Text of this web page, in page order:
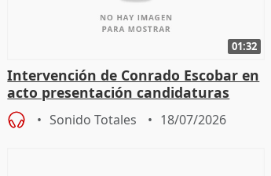
01:32
Intervención de Conrado Escobar en
acto presentación candidaturas
alcaldes PP para 2027
Sonido Totales 18/07/2026